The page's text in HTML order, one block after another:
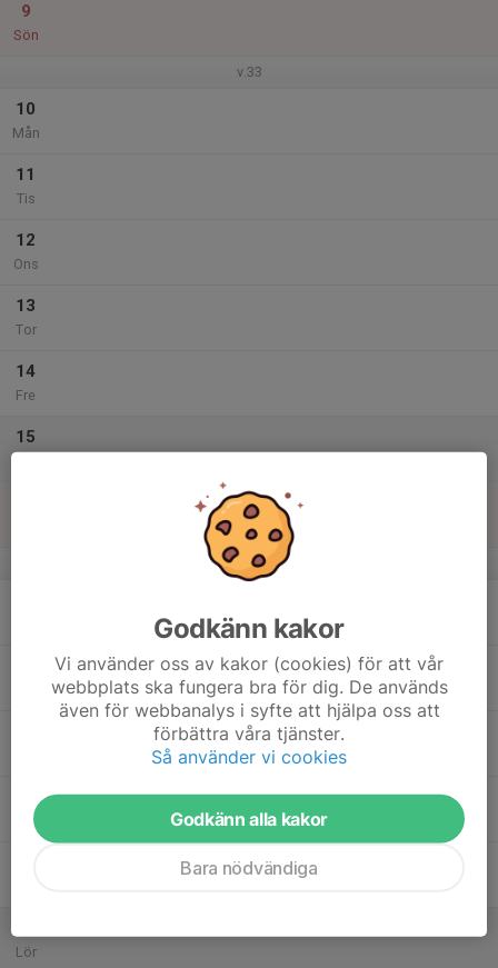
9
Sön
v.33
10
Mån
11
Tis
12
Ons
13
Tor
14
Fre
15
v.34
Tor
Lör
Godkänn kakor
Vi använder oss av kakor (cookies) för att vår
webbplats ska fungera bra för dig. De används
även för webbanalys i syfte att hjälpa oss att
förbättra våra tjänster.
Så använder vi cookies
Godkänn alla kakor
Bara nödvändiga